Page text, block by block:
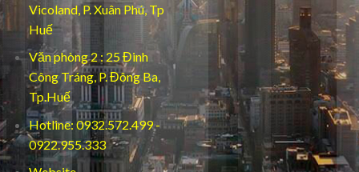
Vicoland, P. Xuân Phú, Tp
Huế
Văn phòng 2 : 25 Đinh
Công Tráng, P. Đông Ba,
Tp.Huế
Hotline: 0932.572.499 -
0922.955.333